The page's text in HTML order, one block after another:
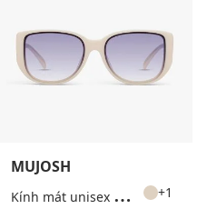
MUJOSH
K
ính mát unisex gọng vuông hiện đại +1